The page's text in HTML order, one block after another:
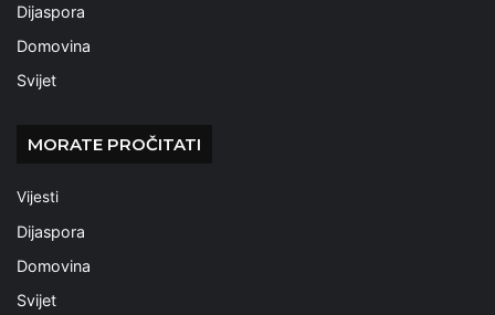
Dijaspora
Domovina
Svijet
MORATE PROČITATI
Vijesti
Dijaspora
Domovina
Svijet